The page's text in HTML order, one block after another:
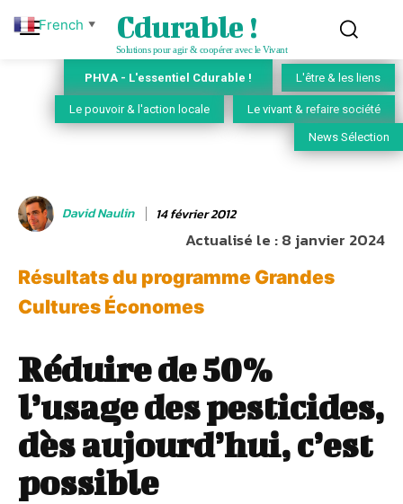
Cdurable !
Solutions pour agir & coopérer avec le Vivant
PHVA - L'essentiel Cdurable ! L'être & les liens
Le pouvoir & l'action locale Le vivant & refaire société
News Sélection
David Naulin 14 février 2012
Actualisé le :8 janvier 2024
Résultats du programme Grandes
Cultures Économes
Réduire de 50%
l’usage des pesticides,
dès aujourd’hui, c’est
possible
French ▼